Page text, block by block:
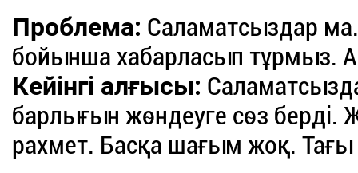
Проблема: Саламатсыздар ма.
бойынша хабарласып тұрмыз.
Кейінгі алғысы:
барлығын жөндеуге сөз
рахмет. Басқа шағым жоқ.